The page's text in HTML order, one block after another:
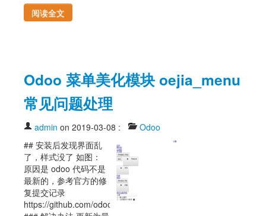
阅读全文
Odoo 菜单美化模块 oejia_menu
常见问题处理
admin on 2019-03-08 :
Odoo
## 安装后发现界面乱
了，样式没了 如图：
原因是 odoo 代码不是
最新的，参考官方的修
复提交记录
https://github.com/odoo/odoo/commit/